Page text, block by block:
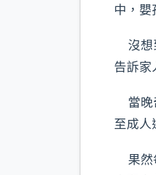
中，嬰
沒想
告訴家
當晚
至成人
果然